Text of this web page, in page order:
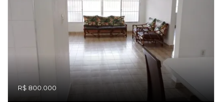
R$ 800.000